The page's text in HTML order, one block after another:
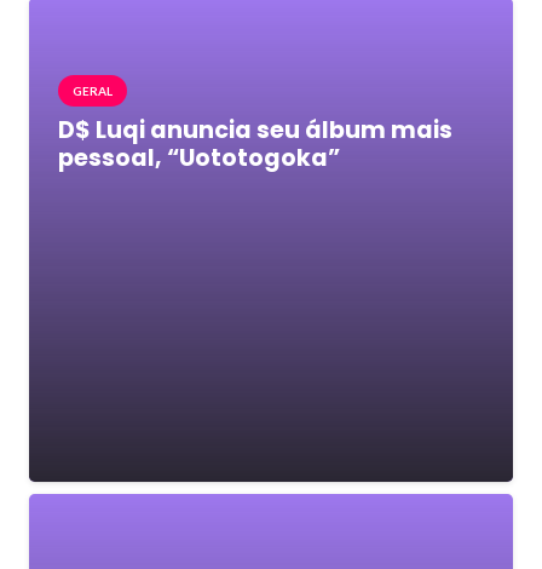
GERAL
D$ Luqi anuncia seu álbum mais
pessoal, “Uototogoka”